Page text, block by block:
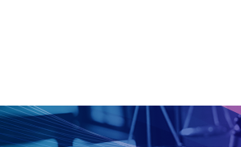
SOBRE ACESSO CADASTRO
EDIÇÕES DE Nº 1 A 100 WEBMAIL